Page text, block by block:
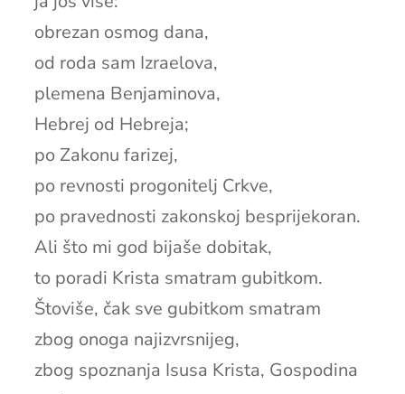
obrezan osmog dana,
od roda sam Izraelova,
plemena Benjaminova,
Hebrej od Hebreja;
po Zakonu farizej,
po revnosti progonitelj Crkve,
po pravednosti zakonskoj besprijekoran.
Ali što mi god bijaše dobitak,
to poradi Krista smatram gubitkom.
Štoviše, čak sve gubitkom smatram
zbog onoga najizvrsnijeg,
zbog spoznanja Isusa Krista, Gospodina